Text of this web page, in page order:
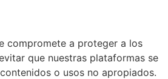
compromete a proteger a los
que nuestras plataformas se
o usos no apropiados.